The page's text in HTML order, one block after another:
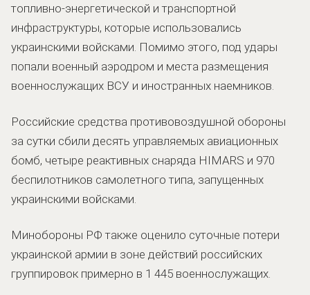
топливно-энергетической и транспортной
инфраструктуры, которые использовались
украинскими войсками. Помимо этого, под удары
попали военный аэродром и места размещения
военнослужащих ВСУ и иностранных наемников.
Российские средства противовоздушной обороны
за сутки сбили десять управляемых авиационных
бомб, четыре реактивных снаряда HIMARS и 970
беспилотников самолетного типа, запущенных
украинскими войсками.
Минобороны РФ также оценило суточные потери
украинской армии в зоне действий российских
группировок примерно в 1 445 военнослужащих.